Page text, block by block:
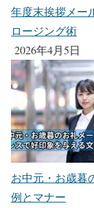
年度末挨拶メー
ロージング術
2026年4月5日
お中元・お歳暮
例とマナー